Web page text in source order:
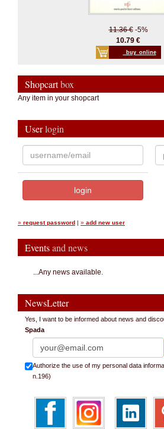
11.36 €-5%
10.79 €
_buy_online
Shopcartbox
Any item in your shopcart
Userlogin
» request password | » add new user
Eventsand news
...Any news available.
NewsLetter
Yes, I want to be informed about news and
Spada
Authorize the use of my personal data
n.196)